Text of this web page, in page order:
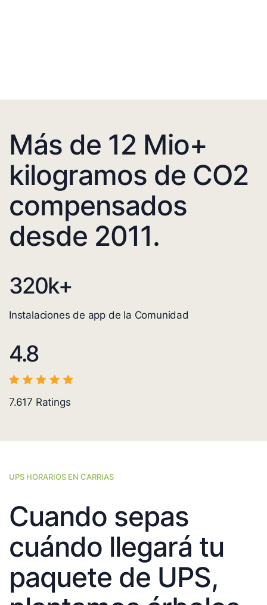
Más de 12 Mio+
kilogramos de CO2
compensados
desde 2011.
320k+
Instalaciones de app de la Comunidad
4.8
7.617 Ratings
UPS HORARIOS EN CARRIAS
Cuando sepas
cuándo llegará tu
paquete de UPS,